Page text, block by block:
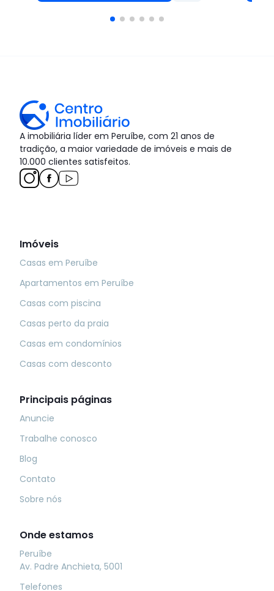
A imobiliária líder em Peruíbe, com 21 anos de
tradição, a maior variedade de imóveis e mais de
10.000 clientes satisfeitos.
Imóveis
Casas em Peruíbe
Apartamentos em Peruíbe
Casas com piscina
Casas perto da praia
Casas em condomínios
Casas com desconto
Principais páginas
Anuncie
Trabalhe conosco
Blog
Contato
Sobre nós
Onde estamos
Peruíbe
Av. Padre Anchieta, 5001
Telefones